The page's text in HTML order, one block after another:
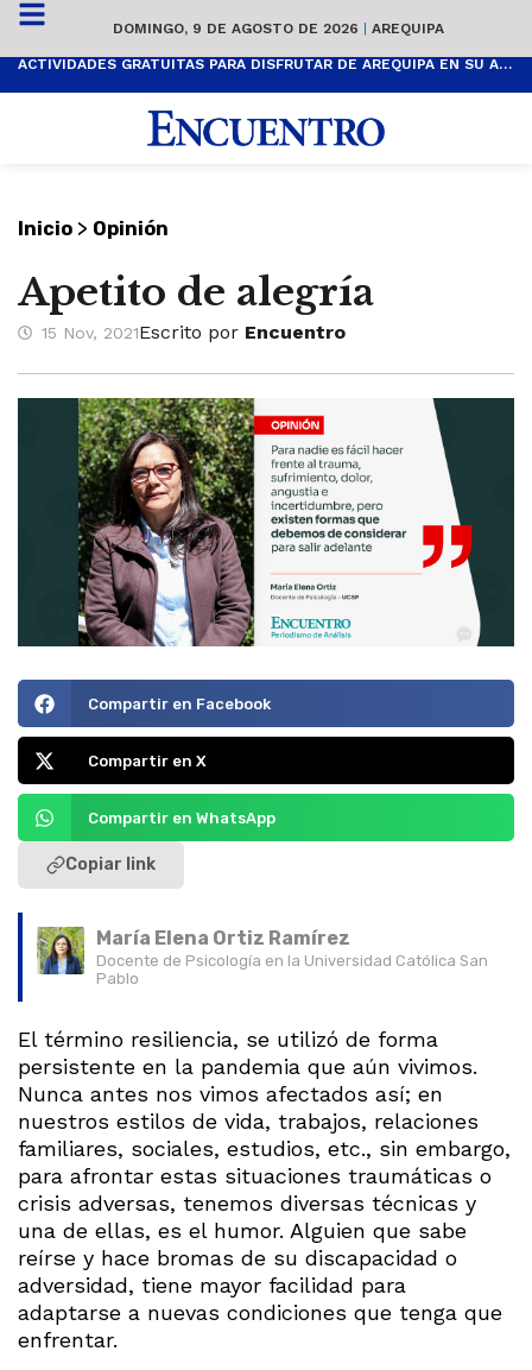
DOMINGO, 9 DE AGOSTO DE 2026 | AREQUIPA
ACTIVIDADES GRATUITAS PARA DISFRUTAR DE AREQUIPA EN SU ANIVERSARIO
Inicio > Opinión
Apetito de alegría
15 Nov, 2021Escrito por Encuentro
Compartir en Facebook
Compartir en X
Compartir en WhatsApp
Copiar link
María Elena Ortiz Ramírez
Docente de Psicología en la Universidad Católica San
Pablo
El término resiliencia, se utilizó de forma
persistente en la pandemia que aún vivimos.
Nunca antes nos vimos afectados así; en
nuestros estilos de vida, trabajos, relaciones
familiares, sociales, estudios, etc., sin embargo,
para afrontar estas situaciones traumáticas o
crisis adversas, tenemos diversas técnicas y
una de ellas, es el humor. Alguien que sabe
reírse y hace bromas de su discapacidad o
adversidad, tiene mayor facilidad para
adaptarse a nuevas condiciones que tenga que
enfrentar.